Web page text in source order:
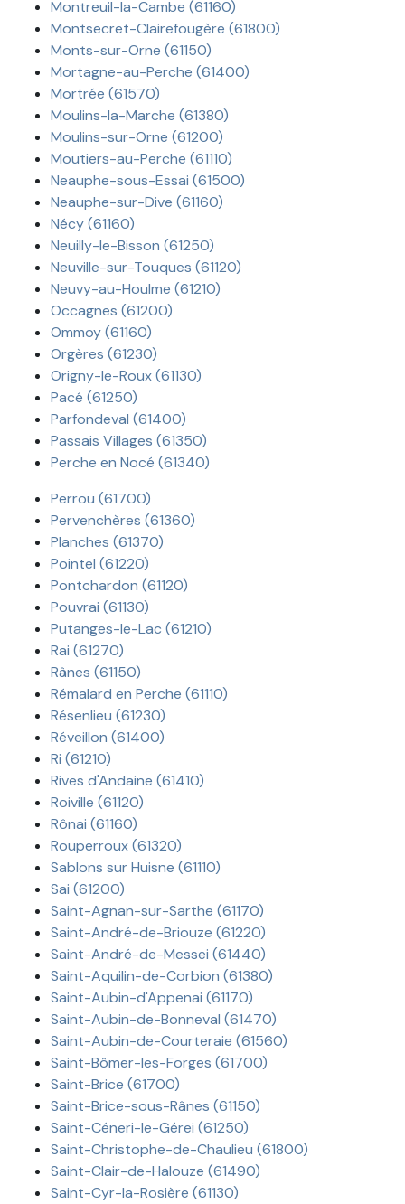
Montreuil-la-Cambe (61160)
Montsecret-Clairefougère (61800)
Monts-sur-Orne (61150)
Mortagne-au-Perche (61400)
Mortrée (61570)
Moulins-la-Marche (61380)
Moulins-sur-Orne (61200)
Moutiers-au-Perche (61110)
Neauphe-sous-Essai (61500)
Neauphe-sur-Dive (61160)
Nécy (61160)
Neuilly-le-Bisson (61250)
Neuville-sur-Touques (61120)
Neuvy-au-Houlme (61210)
Occagnes (61200)
Ommoy (61160)
Orgères (61230)
Origny-le-Roux (61130)
Pacé (61250)
Parfondeval (61400)
Passais Villages (61350)
Perche en Nocé (61340)
Perrou (61700)
Pervenchères (61360)
Planches (61370)
Pointel (61220)
Pontchardon (61120)
Pouvrai (61130)
Putanges-le-Lac (61210)
Rai (61270)
Rânes (61150)
Rémalard en Perche (61110)
Résenlieu (61230)
Réveillon (61400)
Ri (61210)
Rives d'Andaine (61410)
Roiville (61120)
Rônai (61160)
Rouperroux (61320)
Sablons sur Huisne (61110)
Sai (61200)
Saint-Agnan-sur-Sarthe (61170)
Saint-André-de-Briouze (61220)
Saint-André-de-Messei (61440)
Saint-Aquilin-de-Corbion (61380)
Saint-Aubin-d'Appenai (61170)
Saint-Aubin-de-Bonneval (61470)
Saint-Aubin-de-Courteraie (61560)
Saint-Bômer-les-Forges (61700)
Saint-Brice (61700)
Saint-Brice-sous-Rânes (61150)
Saint-Céneri-le-Gérei (61250)
Saint-Christophe-de-Chaulieu (61800)
Saint-Clair-de-Halouze (61490)
Saint-Cyr-la-Rosière (61130)